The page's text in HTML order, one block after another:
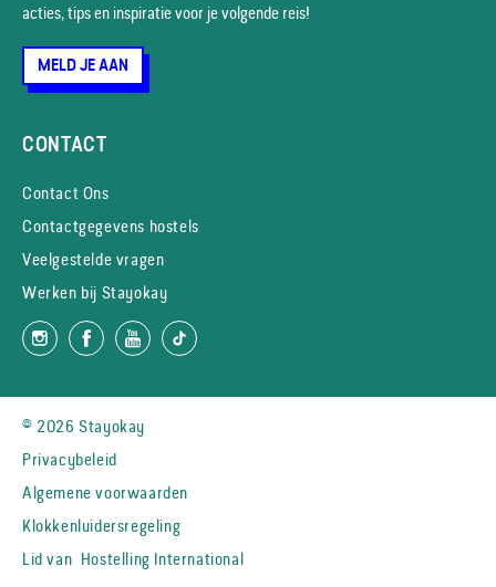
acties, tips en inspiratie voor je volgende reis!
MELD JE AAN
CONTACT
Contact Ons
Contactgegevens hostels
Veelgestelde vragen
Werken bij Stayokay
© 2026 Stayokay
Privacybeleid
Algemene voorwaarden
Klokkenluidersregeling
Lid van Hostelling International